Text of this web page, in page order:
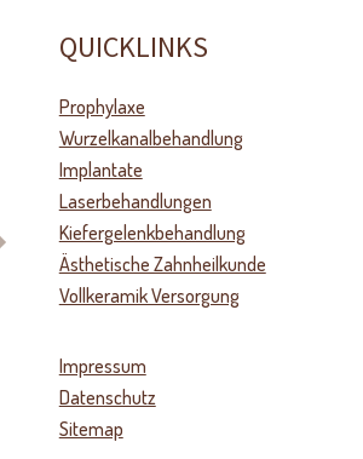
QUICKLINKS
Prophylaxe
Wurzelkanalbehandlung
Implantate
Laserbehandlungen
Kiefergelenkbehandlung
Ästhetische Zahnheilkunde
Vollkeramik Versorgung
Impressum
Datenschutz
Sitemap